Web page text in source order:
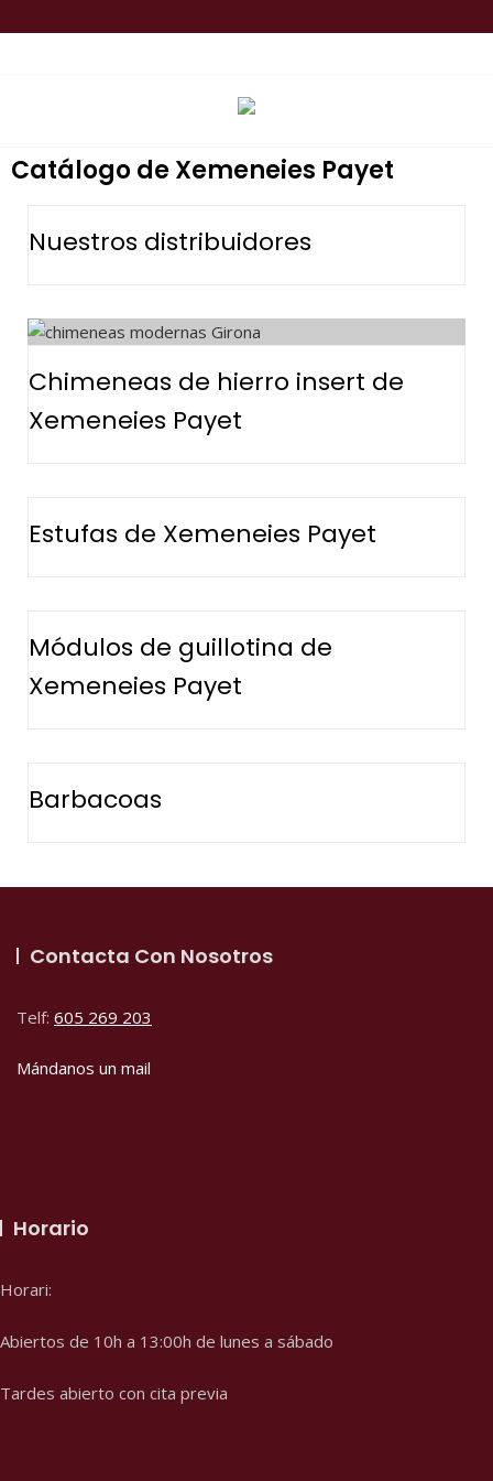
Catálogo de Xemeneies Payet
Nuestros distribuidores
Chimeneas de hierro insert de
Xemeneies Payet
Estufas de Xemeneies Payet
Módulos de guillotina de
Xemeneies Payet
Barbacoas
Contacta Con Nosotros
Telf: 605 269 203
Mándanos un mail
Horario
Horari:
Abiertos de 10h a 13:00h de lunes a sábado
Tardes abierto con cita previa